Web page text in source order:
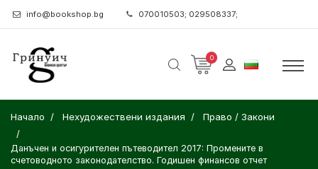
info@bookshop.bg 070010503; 029508337;
0
Начало Нехудожествени издания Право / Закони
Данъчен и осигурителен пътеводител 2017: Промените в
счетоводното законодателство. Годишен финансов отчет